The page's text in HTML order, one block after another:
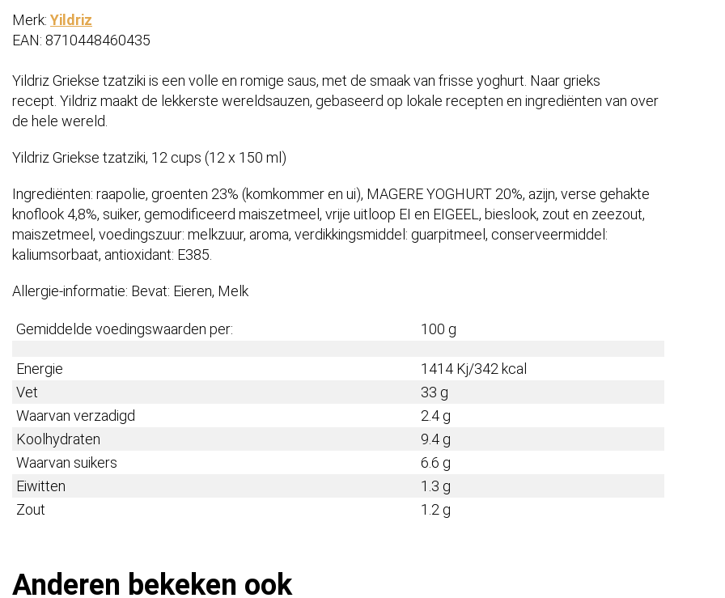
Merk: Yildriz
EAN: 8710448460435
Yildriz Griekse tzatziki is een volle en romige saus, met de smaak van frisse yoghurt. Naar grieks
recept. Yildriz maakt de lekkerste wereldsauzen, gebaseerd op lokale recepten en ingrediënten van over
de hele wereld.
Yildriz Griekse tzatziki, 12 cups (12 x 150 ml)
Ingrediënten: raapolie, groenten 23% (komkommer en ui), MAGERE YOGHURT 20%, azijn, verse gehakte
knoflook 4,8%, suiker, gemodificeerd maiszetmeel, vrije uitloop EI en EIGEEL, bieslook, zout en zeezout,
maiszetmeel, voedingszuur: melkzuur, aroma, verdikkingsmiddel: guarpitmeel, conserveermiddel:
kaliumsorbaat, antioxidant: E385.
Allergie-informatie: Bevat: Eieren, Melk
Gemiddelde voedingswaarden per: 100 g
Energie 1414 Kj/342 kcal
Vet
33 g
Waarvan verzadigd
2.4 g
Koolhydraten
9.4 g
Waarvan suikers
6.6 g
Eiwitten
1.3 g
Zout
1.2 g
Anderen bekeken ook